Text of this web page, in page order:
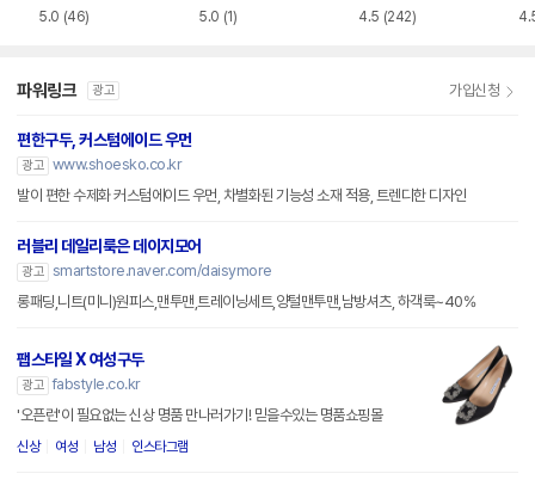
5.0 (46) 5.0 (1) 4.5 (242)
파워링크 광고 가입신청
편한구두, 커스텀에이드 우먼
광고 www.shoesko.co.kr
발이 편한 수제화 커스텀에이드 우먼, 차별화된 기능성 소재 적용, 트렌디한 디자인
러블리 데일리룩은 데이지모어
광고 smartstore.naver.com/daisymore
롱패딩,니트(미니)원피스,맨투맨,트레이닝세트,양털맨투맨,남방셔츠, 하객룩~40%
팹스타일 X 여성구두
광고 fabstyle.co.kr
'오픈런'이 필요없는 신상 명품 만나러가기! 믿을수있는 명품쇼핑몰
신상 여성 남성 인스타그램